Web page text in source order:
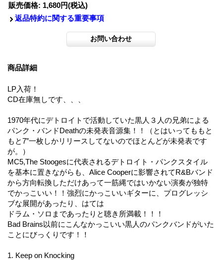
販売価格: 1,680円(税込)
返品特約に関する重要事項
商品詳細
LP入荷！
CD在庫無しです、、、
1970年代にデトロイトで活動していた黒人３人の兄弟による
パンク・バンドDeathの未発表音源集！！（とはいってももと
もと7”一枚しかリリースしてないのでほとんどが未発表です
が。）
MC5,The Stoogesに代表されるデトロイト・パンクスタイル
を基本に置きながらも、Alice Cooperに影響されてR&Bバンド
から方向転換しただけあって一筋縄ではいかない演奏が独特
でかっこいい！！強烈にかっこいいギターに、プログレッシ
ブな展開があったり、はては
ドラム・ソロまであったりと聴き所満載！！！
Bad Brains以前にこんなかっこいい黒人のパンクバンドがいた
ことにびっくりです！！
1. Keep on Knocking